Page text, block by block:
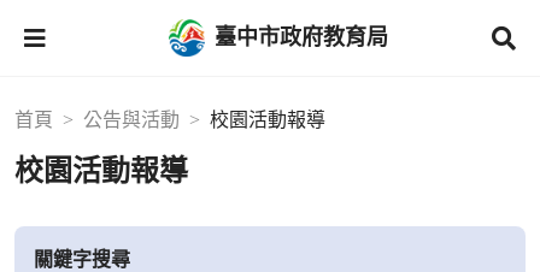
臺中市政府教育局
首頁 公告與活動 校園活動報導
校園活動報導
關鍵字搜尋